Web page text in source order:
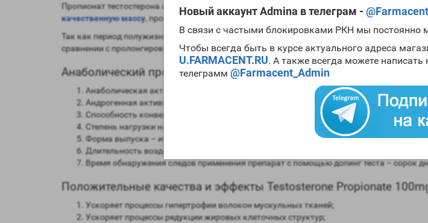
Новый аккаунт Admina в телеграм -
В связи с частыми блокировками РКН мы постоянно
Чтобы всегда быть в курсе актуального адреса
U.FARMACENT.RU. А также всегда можете написать
телеграмм @Farmacent_Admin
Пропионат тестостерона очень часто используется в силовых спортивных
качественную массу, провести отличныйцикл сушки. Могут купить Testosterone
Так как период полужизни у пропионата невысок, то риски проявления побочек
сравнении с пролонгированными эфирами. Заметим, что нашацена Testosterone
Анаболический профиль Testosterone Propionate 100mg Zhenghou
Анаболическая активность – 100 процентов в сравнении мужским гормоном;
Андрогенная активность – 100 процентов в сравнении с мужским гормоном;
Способность конвертироваться в женские гормоны (ароматизация) – высокая;
Степень нагрузки на печень – отсутствует;
Форма выпуска – инъекционная;
Длительность воздействия на организм – от 2 до 3 дней;
Время обнаружения следов применения препарат с помощью допинг теста – сорок
Положительные качества и эффекты Testosterone Propionate
Ускоряет процессы гипертрофии волокон мускульных тканей;
Ускоряет процессы редукции жировых клеточных структур;